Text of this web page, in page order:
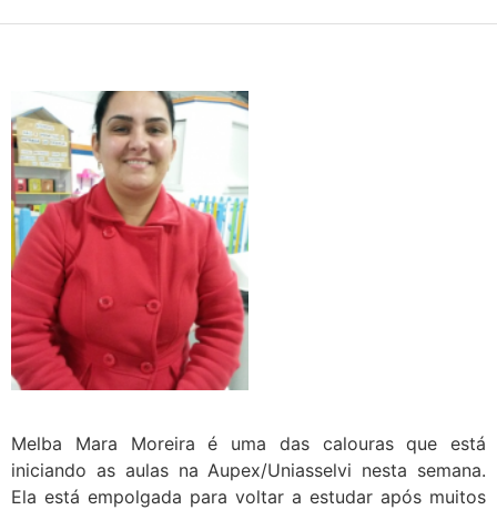
Melba Mara Moreira é uma das calouras que está
iniciando as aulas na Aupex/Uniasselvi nesta semana.
Ela está empolgada para voltar a estudar após muitos